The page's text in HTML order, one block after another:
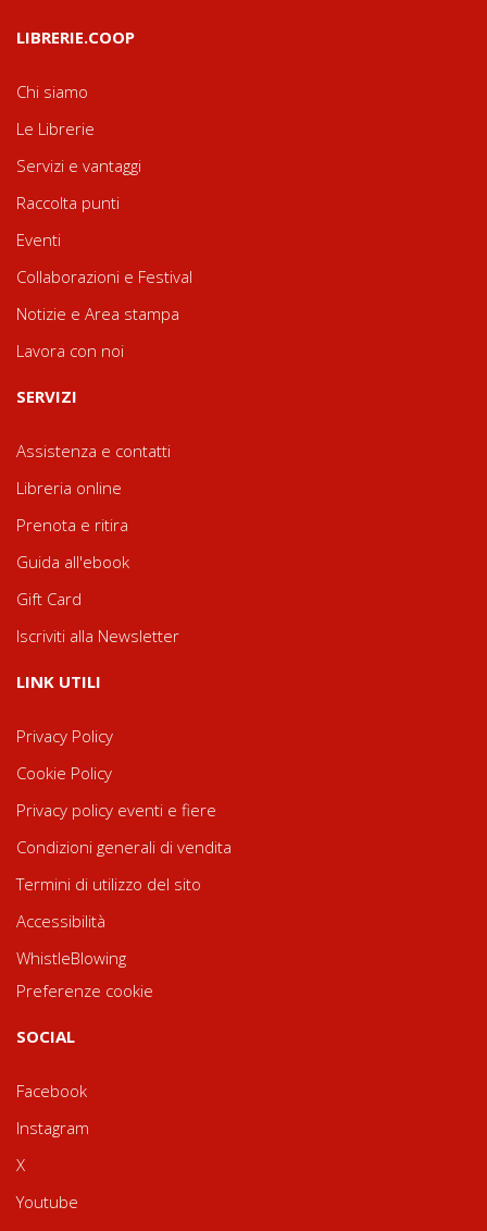
LIBRERIE.COOP
Chi siamo
Le Librerie
Servizi e vantaggi
Raccolta punti
Eventi
Collaborazioni e Festival
Notizie e Area stampa
Lavora con noi
SERVIZI
Assistenza e contatti
Libreria online
Prenota e ritira
Guida all'ebook
Gift Card
Iscriviti alla Newsletter
LINK UTILI
Privacy Policy
Cookie Policy
Privacy policy eventi e fiere
Condizioni generali di vendita
Termini di utilizzo del sito
Accessibilità
WhistleBlowing
Preferenze cookie
SOCIAL
Facebook
Instagram
X
Youtube